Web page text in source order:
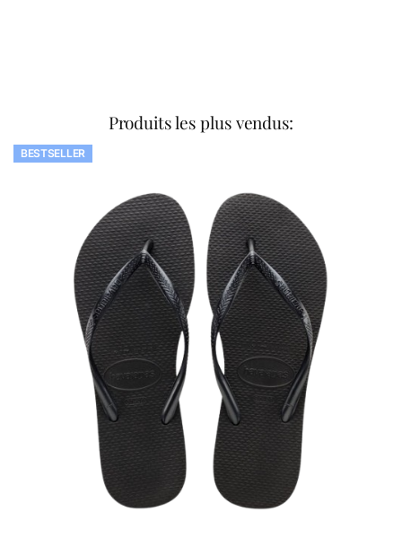
Produits les plus vendus:
BESTSELLER